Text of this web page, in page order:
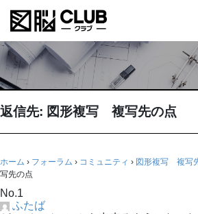
返信先: 図形複写 複写先の点
ホーム › フォーラム › コミュニティ › 図形複写 複写
写先の点
No.1
ふたば